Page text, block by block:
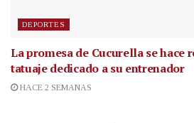
DEPORTES
La promesa de Cucurella se hace
tatuaje dedicado a su entrenador
HACE 2 SEMANAS